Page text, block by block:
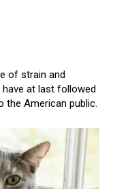
of strain and
at last followed
the American public.